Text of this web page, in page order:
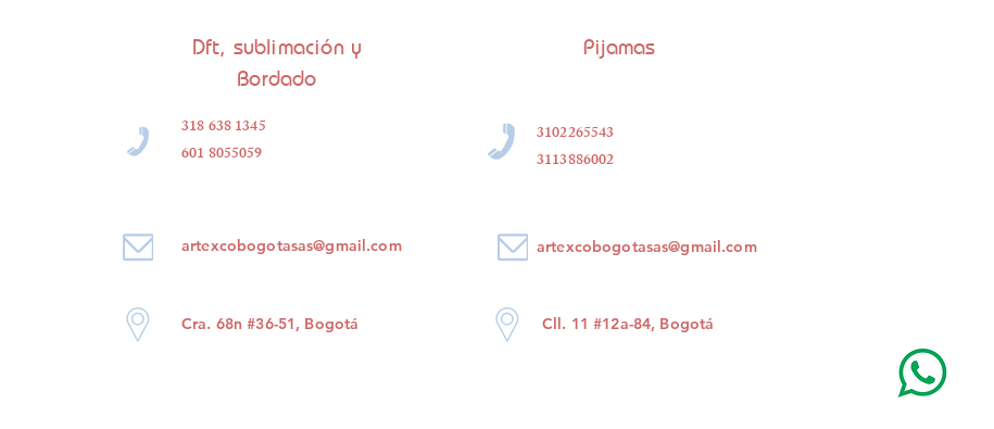
Dft, sublimación y
Bordado
318 638 1345
601 8055059
artexcobogotasas@gmail.com
Cra. 68n #36-51, Bogotá
Pijamas
3102265543
3113886002
artexcobogotasas@gmail.com
Cll. 11 #12a-84, Bogotá